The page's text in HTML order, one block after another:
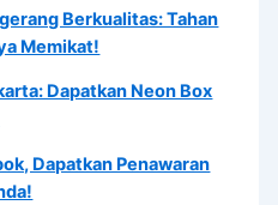
Berkualitas: Tahan
Memikat!
Dapatkan Neon Box
Dapatkan Penawaran